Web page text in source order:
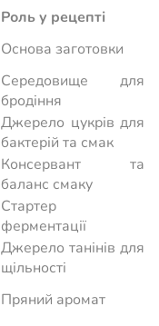
Роль у рецепті
Основа заготовки
Середовище для
бродіння
Джерело цукрів для
бактерій та смак
Консервант та
баланс смаку
Стартер
ферментації
Джерело танінів для
щільності
Пряний аромат